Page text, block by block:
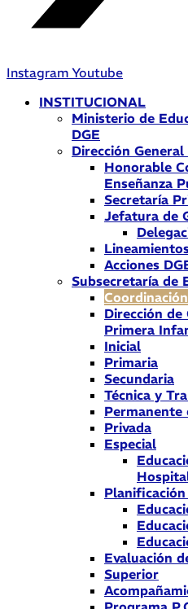
Instagram Youtube
INSTITUCIONAL
Ministerio de
DGE
Dirección General
Honorable
Enseñanza
Secretaría
Jefatura de
Acciones
Subsecretaría de
Dirección de
Primera
Inicial
Primaria
Secundaria
Técnica y
Permanente
Privada
Especial
Evaluación
Superior